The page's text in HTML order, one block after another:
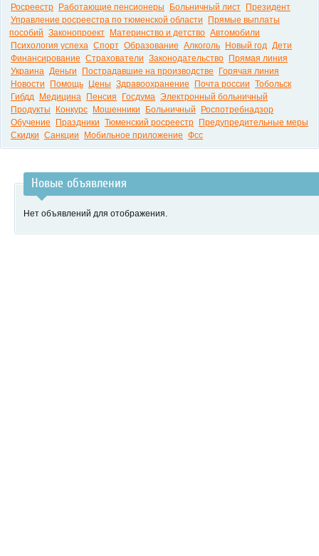
Росреестр
Работающие пенсионеры Больничный лист
Президент
Управление росреестра по тюменской области
Прямые выплаты
пособий Законопроект Материнство и детство Автомобили
Психология успеха Спорт Образование Алкоголь Новый год Дети
Финансирование Страхователи Законодательство
Прямая линия
Украина Деньги Пострадавшие на производстве
Горячая линия
Новости
Помощь Цены Здравоохранение Почта россии Тобольск
Гибдд
Медицина Пенсия Госдума Электронный больничный
Продукты
Конкурс Мошенники Больничный
Роспотребнадзор
Обучение
Праздники Тюменский росреестр
Предупредительные меры
Скидки Санкции Мобильное приложение Фсс
Новые объявления
Нет объявлений для отображения.